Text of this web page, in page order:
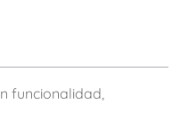
funcionalidad,